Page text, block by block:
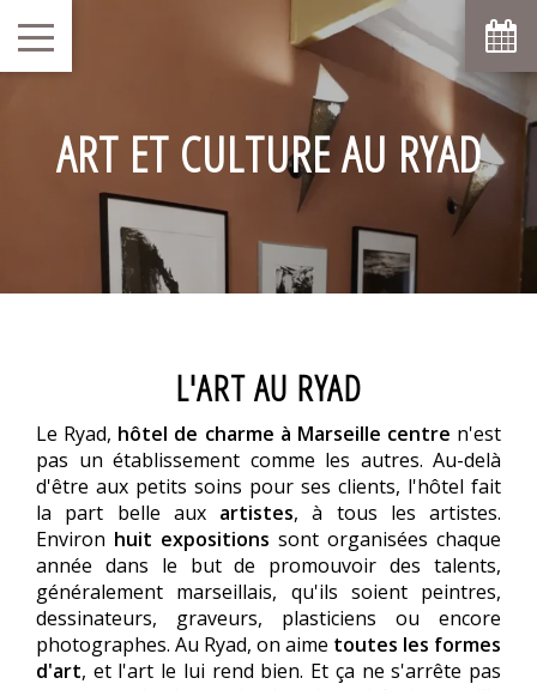
ART ET CULTURE AU RYAD
L'ART AU RYAD
Le Ryad, hôtel de charme à Marseille centre n'est
pas un établissement comme les autres. Au-delà
d'être aux petits soins pour ses clients, l'hôtel fait
la part belle aux artistes, à tous les artistes.
Environ huit expositions sont organisées chaque
année dans le but de promouvoir des talents,
généralement marseillais, qu'ils soient peintres,
dessinateurs, graveurs, plasticiens ou encore
photographes. Au Ryad, on aime toutes les formes
d'art, et l'art le lui rend bien. Et ça ne s'arrête pas